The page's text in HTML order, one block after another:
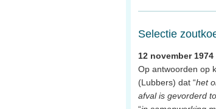
Selectie
12 november 1974
Op antwoorden op
(Lubbers) dat “het
afval is gevorderd